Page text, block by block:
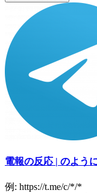
電報の反応 | のよう
例: https://t.me/c/*/*